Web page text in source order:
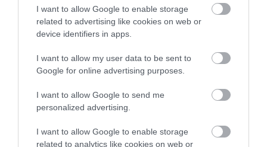
I want to allow Google to enable storage
related to advertising like cookies on web or
device identifiers in apps.
I want to allow my user data to be sent to
Google for online advertising purposes.
I want to allow Google to send me
personalized advertising.
I want to allow Google to enable storage
related to analytics like cookies on web or